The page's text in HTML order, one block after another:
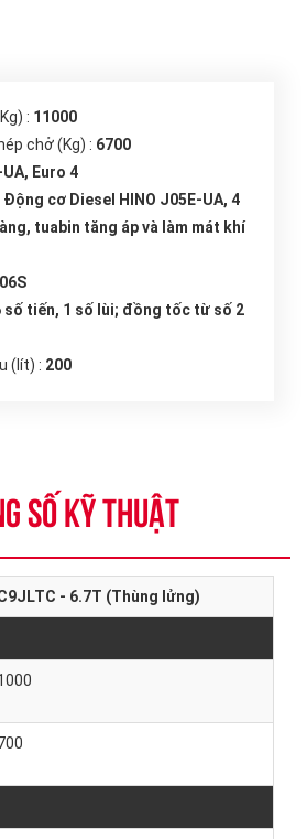
: 11000
chở (Kg) : 6700
Euro 4
Động cơ Diesel HINO J05E-UA, 4
tuabin tăng áp và làm mát khí
số tiến, 1 số lùi; đồng tốc từ số 2
(lít) : 200
SỐ KỸ THUẬT
- 6.7T (Thùng lửng)